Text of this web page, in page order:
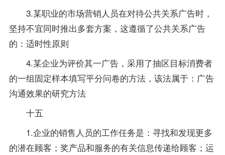
3.某职业的市场营销人员在对待公共关系广告时，
坚持不宜同时推出多套方案，这遵循了公共关系广告
的：适时性原则
4.某企业为评价其一广告，采用了抽区目标消费者
的一组固定样本填写平分问卷的方法，该法属于：广告
沟通效果的研究方法
十五
1.企业的销售人员的工作任务是：寻找和发现更多
的潜在顾客；奖产品和服务的有关信息传递给顾客；运